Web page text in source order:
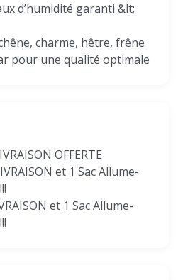
d’humidité garanti &lt;
charme, hêtre, frêne
pour une qualité optimale
OFFERTE
et 1 Sac Allume-
et 1 Sac Allume-